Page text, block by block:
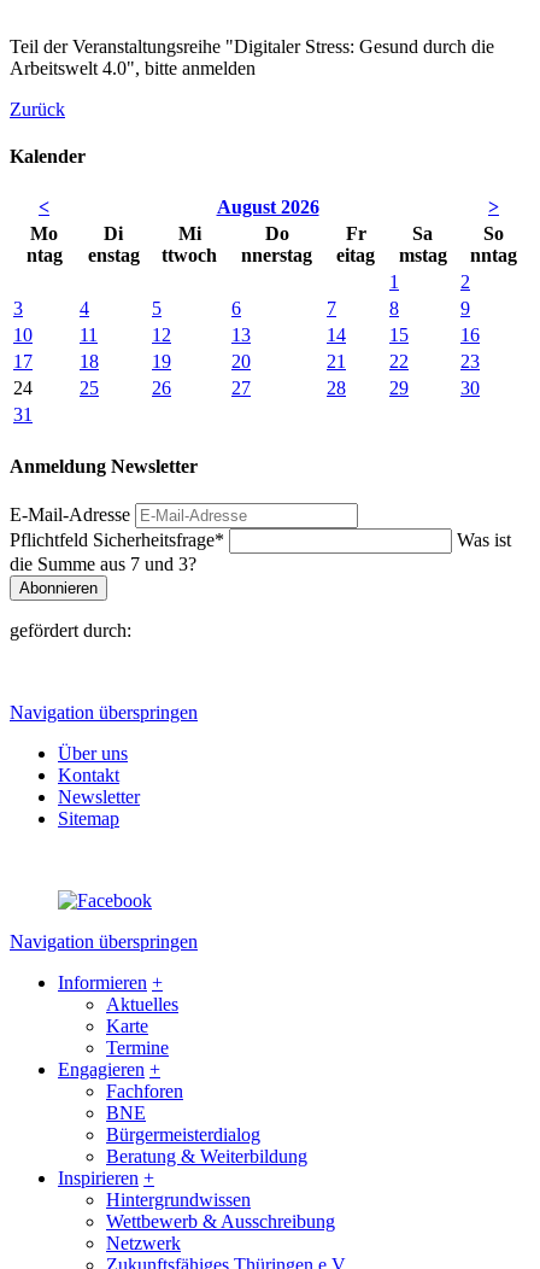
Teil der Veranstaltungsreihe "Digitaler Stress: Gesund durch die
Arbeitswelt 4.0", bitte anmelden
Zurück
Kalender
< August 2026
>
Mo
ntag
Di
enstag
Mi
ttwoch
Do
nnerstag
Fr
eitag
Sa
mstag
So
nntag
1
2
3
4 5 6 7 8
9
10
11 12 13 14 15
16
17
18 19 20 21 22
23
24
25 26 27 28 29
30
31
Anmeldung Newsletter
E-Mail-Adresse
Pflichtfeld Sicherheitsfrage*
Was ist
die Summe aus 7 und 3?
Abonnieren
gefördert durch:
Navigation überspringen
Über uns
Kontakt
Newsletter
Sitemap
Navigation überspringen
Informieren +
Aktuelles
Karte
Termine
Engagieren +
Fachforen
BNE
Bürgermeisterdialog
Beratung & Weiterbildung
Inspirieren +
Hintergrundwissen
Wettbewerb & Ausschreibung
Netzwerk
Zukunftsfähiges Thüringen e.V.